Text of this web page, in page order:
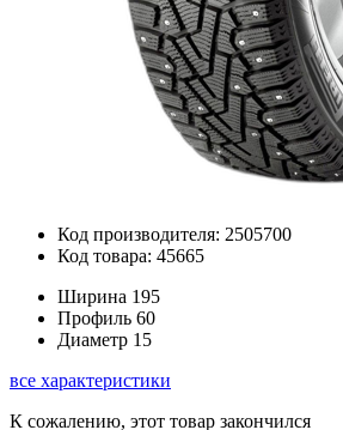
Код производителя: 2505700
Код товара: 45665
Ширина 195
Профиль 60
Диаметр 15
все характеристики
К сожалению, этот товар закончился